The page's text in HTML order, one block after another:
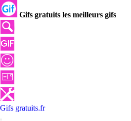
Gifs gratuits les meilleurs gifs
Gifs gratuits.fr